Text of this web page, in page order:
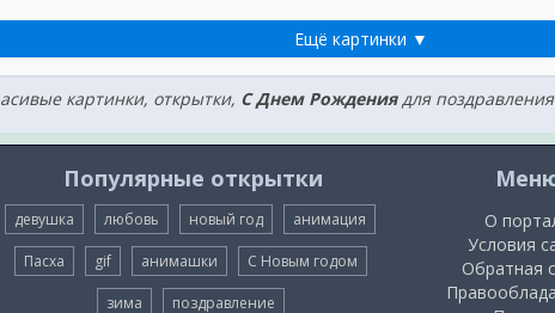
Ещё картинки ▼
картинки, открытки, С Днем Рождениядля
Популярные открытки
девушка любовь новый год анимация
Пасха gif анимашки С Новым годом
зима поздравление
О
Условия
Обратная